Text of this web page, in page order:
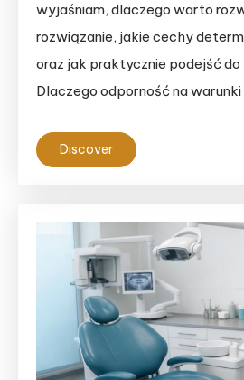
wyjaśniam, dlaczego warto
rozwiązanie, jakie cechy
oraz jak praktycznie podejść do
Dlaczego odporność na
Discover